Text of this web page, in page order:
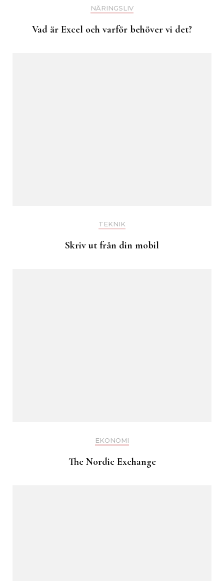
NÄRINGSLIV
Vad är Excel och varför behöver vi det?
TEKNIK
Skriv ut från din mobil
EKONOMI
The Nordic Exchange